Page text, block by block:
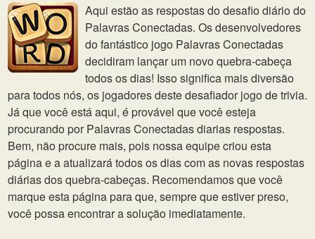
Aqui estão as respostas do desafio diário do
Palavras Conectadas. Os desenvolvedores
do fantástico jogo Palavras Conectadas
decidiram lançar um novo quebra-cabeça
todos os dias! Isso significa mais diversão
para todos nós, os jogadores deste desafiador jogo de trivia.
Já que você está aqui, é provável que você esteja
procurando por Palavras Conectadas diarias respostas.
Bem, não procure mais, pois nossa equipe criou esta
página e a atualizará todos os dias com as novas respostas
diárias dos quebra-cabeças. Recomendamos que você
marque esta página para que, sempre que estiver preso,
você possa encontrar a solução imediatamente.